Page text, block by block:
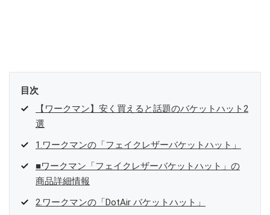
目次
【ワークマン】安く買えると話題のバケットハット2
選
1.ワークマンの「フェイクレザーバケットハット」
■ワークマン「フェイクレザーバケットハット」の
商品詳細情報
2.ワークマンの「DotAir バケットハット」